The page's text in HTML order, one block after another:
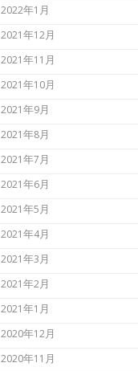
2022年1月
2021年12月
2021年11月
2021年10月
2021年9月
2021年8月
2021年7月
2021年6月
2021年5月
2021年4月
2021年3月
2021年2月
2021年1月
2020年12月
2020年11月